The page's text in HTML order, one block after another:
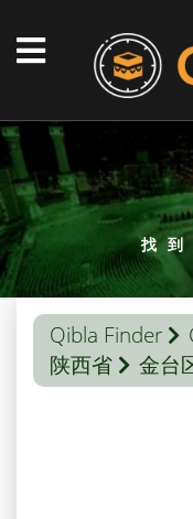
找
Qibla Finder
陕西省
金台